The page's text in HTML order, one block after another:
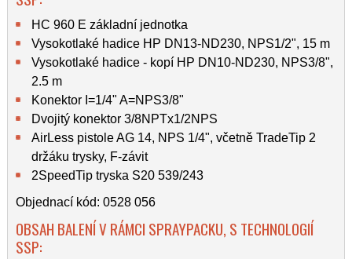
HC 960 E základní jednotka
Vysokotlaké hadice HP DN13-ND230, NPS1/2", 15 m
Vysokotlaké hadice - kopí HP DN10-ND230, NPS3/8",
2.5 m
Konektor I=1/4" A=NPS3/8"
Dvojitý konektor 3/8NPTx1/2NPS
AirLess pistole AG 14, NPS 1/4", včetně TradeTip 2
držáku trysky, F-závit
2SpeedTip tryska S20 539/243
Objednací kód: 0528 056
OBSAH BALENÍ V RÁMCI SPRAYPACKU, S TECHNOLOGIÍ
SSP: